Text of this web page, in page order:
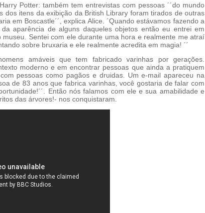
Potter: também tem entrevistas com pessoas ´´do mundo
dos itens da exibição da British Library foram tirados de outras
em Boscastle´´, explica Alice. ´Quando estávamos fazendo a
aparência de alguns daqueles objetos então eu entrei em
Sentei com ele durante uma hora e realmente me atraí
sobre bruxaria e ele realmente acredita em magia! ´´
amáveis que tem fabricado varinhas por gerações.
moderno e em encontrar pessoas que ainda a pratiquem
pessoas como pagãos e druidas. Um e-mail apareceu na
de 83 anos que fabrica varinhas, você gostaria de falar com
Então nós falamos com ele e sua amabilidade e
das árvores!- nos conquistaram.